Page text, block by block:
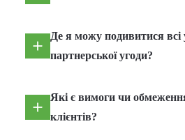
Де я можу подивитися всі
партнерської угоди?
Які є вимоги чи
клієнтів?